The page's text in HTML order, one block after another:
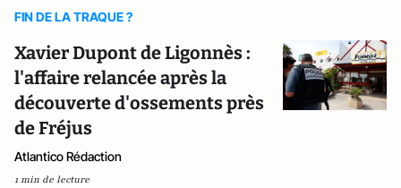
FIN DE LA TRAQUE ?
Xavier Dupont de Ligonnès :
l'affaire relancée après la
découverte d'ossements près
de Fréjus
Atlantico Rédaction
1 min de lecture